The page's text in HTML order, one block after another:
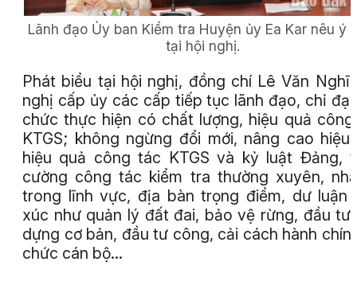
Lãnh đạo Ủy ban Kiểm tra Huyện ủy Ea Kar nêu ý
tại hội nghị.
Phát biểu tại hội nghị, đồng chí Lê Văn
nghị cấp ủy các cấp tiếp tục lãnh đạo, chỉ
chức thực hiện có chất lượng, hiệu quả
KTGS; không ngừng đổi mới, nâng cao hiệu
hiệu quả công tác KTGS và kỷ luật Đảng,
cường công tác kiểm tra thường xuyên,
trong lĩnh vực, địa bàn trọng điểm, dư luận
xúc như quản lý đất đai, bảo vệ rừng, đầu tư
dựng cơ bản, đầu tư công, cải cách hành
chức cán bộ…